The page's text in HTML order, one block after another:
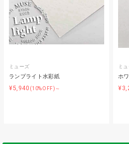
ミューズ
ランプライト水彩紙
¥5,940 (10%OFF)～
ミ
ホ